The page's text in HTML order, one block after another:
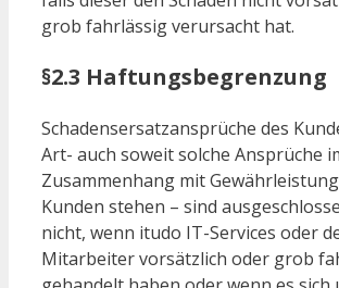
grob fahrlässig verursacht hat.
§2.3 Haftungsbegrenzung
Schadensersatzansprüche des
Art- auch soweit solche Ansprüche
Zusammenhang mit
Kunden stehen – sind
nicht, wenn itudo IT-Services oder
Mitarbeiter vorsätzlich oder grob